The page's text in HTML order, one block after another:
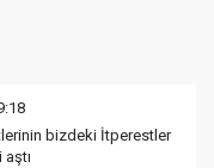
bizdeki İtperestler